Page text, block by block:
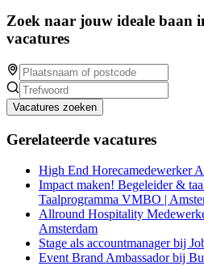
Zoek naar jouw ideale baan
vacatures
Vacatures zoeken
Gerelateerde vacatures
High End Horecamedewerker
Impact maken! Begeleider &
Taalprogramma VMBO |
Allround Hospitality
Amsterdam
Stage als accountmanager bij
Event Brand Ambassador bij